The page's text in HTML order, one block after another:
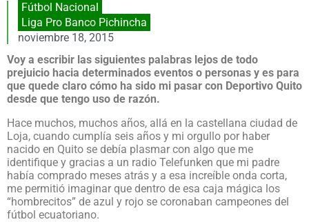
Fútbol Nacional
Liga Pro Banco Pichincha
noviembre 18, 2015
Voy a escribir las siguientes palabras lejos de todo
prejuicio hacia determinados eventos o personas y es para
que quede claro cómo ha sido mi pasar con Deportivo Quito
desde que tengo uso de razón.
Hace muchos, muchos años, allá en la castellana ciudad de
Loja, cuando cumplía seis años y mi orgullo por haber
nacido en Quito se debía plasmar con algo que me
identifique y gracias a un radio Telefunken que mi padre
había comprado meses atrás y a esa increíble onda corta,
me permitió imaginar que dentro de esa caja mágica los
“hombrecitos” de azul y rojo se coronaban campeones del
fútbol ecuatoriano.